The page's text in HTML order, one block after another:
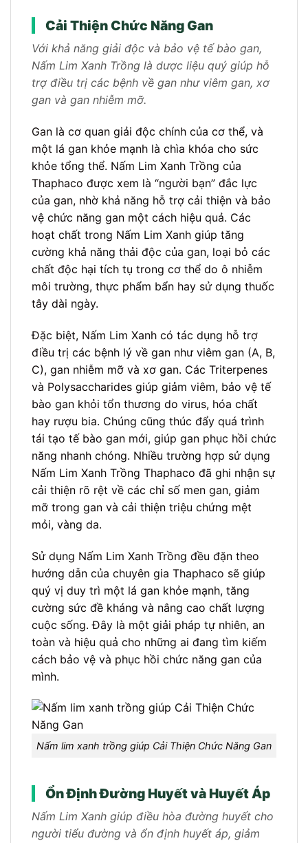
Cải Thiện Chức Năng Gan
Với khả năng giải độc và bảo vệ tế bào gan,
Nấm Lim Xanh Trồng là dược liệu quý giúp hỗ
trợ điều trị các bệnh về gan như viêm gan, xơ
gan và gan nhiễm mỡ.
Gan là cơ quan giải độc chính của cơ thể, và
một lá gan khỏe mạnh là chìa khóa cho sức
khỏe tổng thể. Nấm Lim Xanh Trồng của
Thaphaco được xem là “người bạn” đắc lực
của gan, nhờ khả năng hỗ trợ cải thiện và bảo
vệ chức năng gan một cách hiệu quả. Các
hoạt chất trong Nấm Lim Xanh giúp tăng
cường khả năng thải độc của gan, loại bỏ các
chất độc hại tích tụ trong cơ thể do ô nhiễm
môi trường, thực phẩm bẩn hay sử dụng thuốc
tây dài ngày.
Đặc biệt, Nấm Lim Xanh có tác dụng hỗ trợ
điều trị các bệnh lý về gan như viêm gan (A, B,
C), gan nhiễm mỡ và xơ gan. Các Triterpenes
và Polysaccharides giúp giảm viêm, bảo vệ tế
bào gan khỏi tổn thương do virus, hóa chất
hay rượu bia. Chúng cũng thúc đẩy quá trình
tái tạo tế bào gan mới, giúp gan phục hồi chức
năng nhanh chóng. Nhiều trường hợp sử dụng
Nấm Lim Xanh Trồng Thaphaco đã ghi nhận sự
cải thiện rõ rệt về các chỉ số men gan, giảm
mỡ trong gan và cải thiện triệu chứng mệt
mỏi, vàng da.
Sử dụng Nấm Lim Xanh Trồng đều đặn theo
hướng dẫn của chuyên gia Thaphaco sẽ giúp
quý vị duy trì một lá gan khỏe mạnh, tăng
cường sức đề kháng và nâng cao chất lượng
cuộc sống. Đây là một giải pháp tự nhiên, an
toàn và hiệu quả cho những ai đang tìm kiếm
cách bảo vệ và phục hồi chức năng gan của
mình.
Nấm lim xanh trồng giúp Cải Thiện Chức Năng Gan
Ổn Định Đường Huyết và Huyết Áp
Nấm Lim Xanh giúp điều hòa đường huyết cho
người tiểu đường và ổn định huyết áp, giảm